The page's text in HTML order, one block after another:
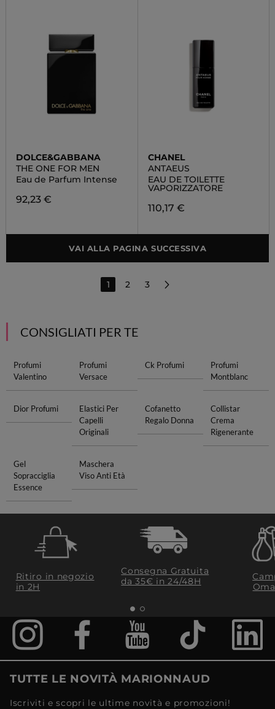
DOLCE&GABBANA
THE ONE FOR MEN
Eau de Parfum Intense
92,23 €
CHANEL
ANTAEUS
EAU DE TOILETTE
VAPORIZZATORE
110,17 €
VAI ALLA PAGINA SUCCESSIVA
1 2 3
CONSIGLIATI PER TE
Profumi
Valentino
Profumi
Versace
Ck Profumi
Profumi
Montblanc
Dior Profumi
Elastici Per
Capelli
Originali
Cofanetto
Regalo Donna
Collistar
Crema
Rigenerante
Gel
Sopracciglia
Essence
Maschera
Viso Anti Età
Ritiro in negozio
in 2H
Consegna Gratuita
da 35€​ in 24/48H
TUTTE LE NOVITÀ MARIONNAUD
Iscriviti e scopri le ultime novità e promozioni!